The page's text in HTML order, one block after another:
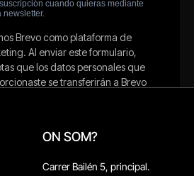
ON SOM?
Carrer Bailén 5, principal.